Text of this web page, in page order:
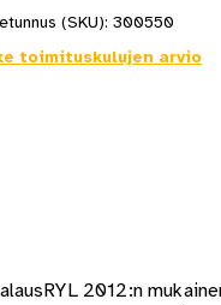
(SKU): 300550
toimituskulujen arvio
2012:n